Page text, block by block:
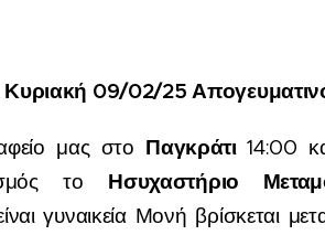
Κυριακή 09/02/25
μας στο Παγκράτι14:00
το Ησυχαστήριο
γυναικεία Μονή βρίσκεται